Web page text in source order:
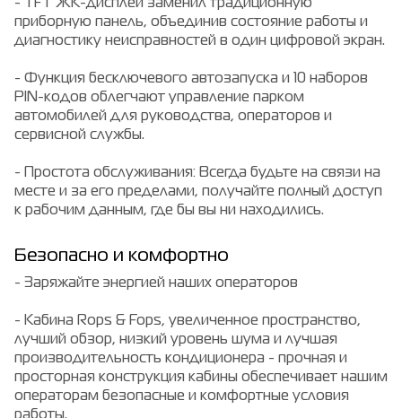
- TFT ЖК-дисплей заменил традиционную
приборную панель, объединив состояние работы и
диагностику неисправностей в один цифровой экран.
- Функция бесключевого автозапуска и 10 наборов
PIN-кодов облегчают управление парком
автомобилей для руководства, операторов и
сервисной службы.
- Простота обслуживания: Всегда будьте на связи на
месте и за его пределами, получайте полный доступ
к рабочим данным, где бы вы ни находились.
Безопасно и комфортно
- Заряжайте энергией наших операторов
- Кабина Rops & Fops, увеличенное пространство,
лучший обзор, низкий уровень шума и лучшая
производительность кондиционера - прочная и
просторная конструкция кабины обеспечивает нашим
операторам безопасные и комфортные условия
работы.